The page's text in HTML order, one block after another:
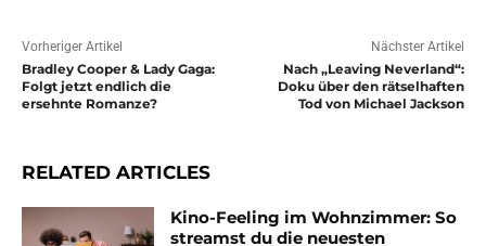
Vorheriger Artikel
Bradley Cooper & Lady Gaga:
Folgt jetzt endlich die
ersehnte Romanze?
Nächster Artikel
Nach „Leaving Neverland“:
Doku über den rätselhaften
Tod von Michael Jackson
RELATED ARTICLES
Kino-Feeling im Wohnzimmer: So
streamst du die neuesten